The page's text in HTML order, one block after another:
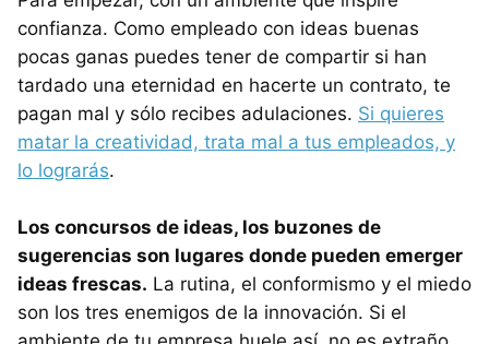
confianza. Como empleado con ideas buenas
pocas ganas puedes tener de compartir si han
tardado una eternidad en hacerte un contrato, te
pagan mal y sólo recibes adulaciones. Si quieres
matar la creatividad, trata mal a tus empleados, y
lo lograrás.
Los concursos de ideas, los buzones de
sugerencias son lugares donde pueden emerger
ideas frescas. La rutina, el conformismo y el miedo
son los tres enemigos de la innovación. Si el